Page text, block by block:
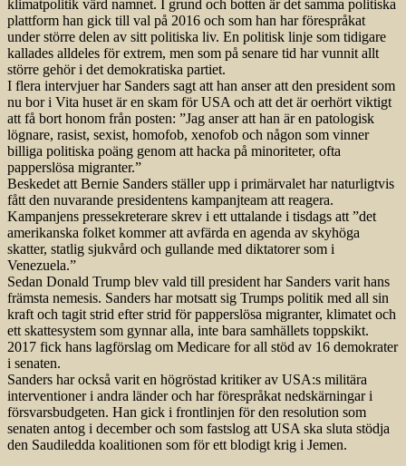
klimatpolitik värd namnet. I grund och botten är det samma politiska
plattform han gick till val på 2016 och som han har förespråkat
under större delen av sitt politiska liv. En politisk linje som tidigare
kallades alldeles för extrem, men som på senare tid har vunnit allt
större gehör i det demokratiska partiet.
I flera intervjuer har Sanders sagt att han anser att den president som
nu bor i Vita huset är en skam för USA och att det är oerhört viktigt
att få bort honom från posten: ”Jag anser att han är en patologisk
lögnare, rasist, sexist, homofob, xenofob och någon som vinner
billiga politiska poäng genom att hacka på minoriteter, ofta
papperslösa migranter.”
Beskedet att Bernie Sanders ställer upp i primärvalet har naturligtvis
fått den nuvarande presidentens kampanjteam att reagera.
Kampanjens pressekreterare skrev i ett uttalande i tisdags att ”det
amerikanska folket kommer att avfärda en agenda av skyhöga
skatter, statlig sjukvård och gullande med diktatorer som i
Venezuela.”
Sedan Donald Trump blev vald till president har Sanders varit hans
främsta nemesis. Sanders har motsatt sig Trumps politik med all sin
kraft och tagit strid efter strid för papperslösa migranter, klimatet och
ett skattesystem som gynnar alla, inte bara samhällets toppskikt.
2017 fick hans lagförslag om Medicare for all stöd av 16 demokrater
i senaten.
Sanders har också varit en högröstad kritiker av USA:s militära
interventioner i andra länder och har förespråkat nedskärningar i
försvarsbudgeten. Han gick i frontlinjen för den resolution som
senaten antog i december och som fastslog att USA ska sluta stödja
den Saudiledda koalitionen som för ett blodigt krig i Jemen.